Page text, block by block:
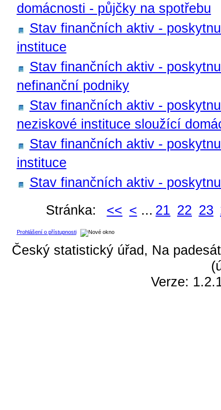
domácnosti - půjčky na spotřebu
Stav finančních aktiv -
instituce
Stav finančních aktiv -
nefinanční podniky
Stav finančních aktiv -
neziskové instituce sloužící
Stav finančních aktiv -
instituce
Stav finančních aktiv -
Stránka:
<< < ... 21 22 23
Prohlášení o přístupnosti
Český statistický úřad, Na
Verze: